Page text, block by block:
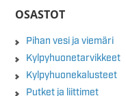
OSASTOT
Pihan vesi ja viemäri
Kylpyhuonetarvikkeet
Kylpyhuonekalusteet
Putket ja liittimet